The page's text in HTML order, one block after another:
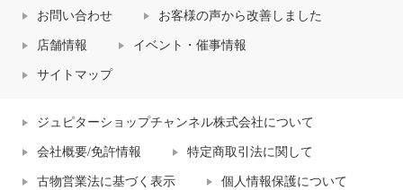
お問い合わせ お客様の声から改善しました
店舗情報 イベント・催事情報
サイトマップ
ジュピターショップチャンネル株式会社について
会社概要/免許情報 特定商取引法に関して
古物営業法に基づく表示 個人情報保護について